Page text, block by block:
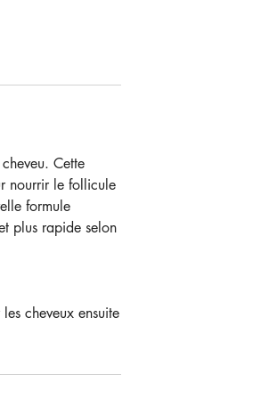
Cette
nourrir le follicule
formule
plus rapide selon
cheveux ensuite